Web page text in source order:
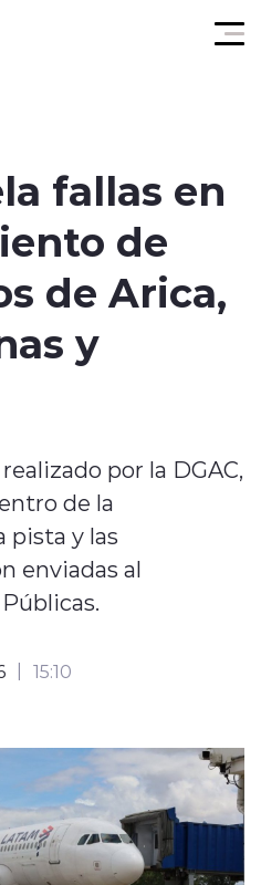
fallas en
de
de Arica,
y
por la DGAC,
de la
pista y las
enviadas al
15:10